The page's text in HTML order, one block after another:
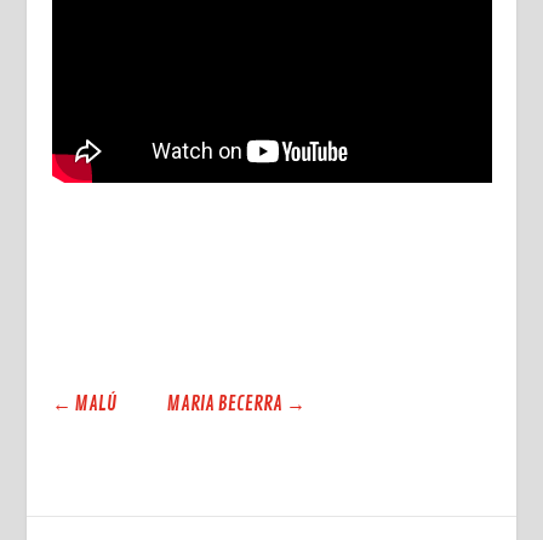
← MALÚ MARIA BECERRA →